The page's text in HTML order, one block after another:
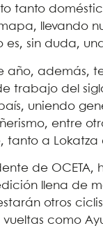
tanto
llevando
es, sin duda,
año, además,
trabajo del
uniendo
entre
tanto a
de
llena de
otros
como